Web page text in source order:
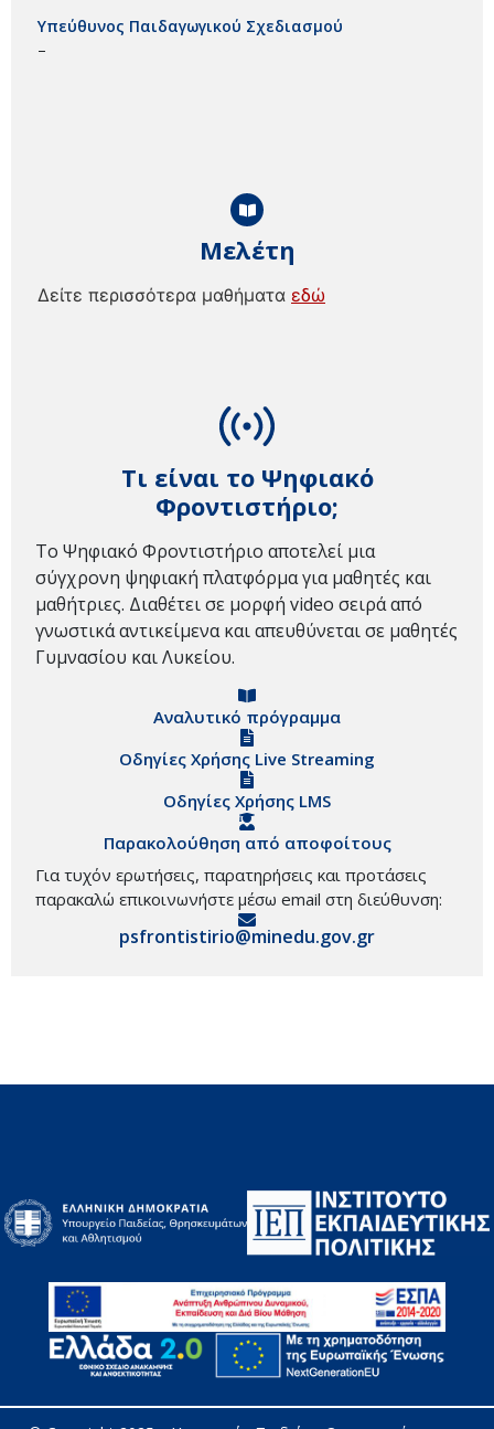
Τι είναι το Ψηφιακό
Φροντιστήριο;
Το Ψηφιακό Φροντιστήριο αποτελεί μια
σύγχρονη ψηφιακή πλατφόρμα για μαθητές και
μαθήτριες. Διαθέτει σε μορφή video σειρά από
γνωστικά αντικείμενα και απευθύνεται σε μαθητές
Γυμνασίου και Λυκείου.
Αναλυτικό πρόγραμμα
Οδηγίες Χρήσης Live Streaming
Οδηγίες Χρήσης LMS
Παρακολούθηση από αποφοίτους
Για τυχόν ερωτήσεις, παρατηρήσεις και προτάσεις
παρακαλώ επικοινωνήστε μέσω email στη διεύθυνση:
psfrontistirio@minedu.gov.gr
Μελέτη
Δείτε περισσότερα μαθήματα εδώ
Υπεύθυνος Παιδαγωγικού Σχεδιασμού
–